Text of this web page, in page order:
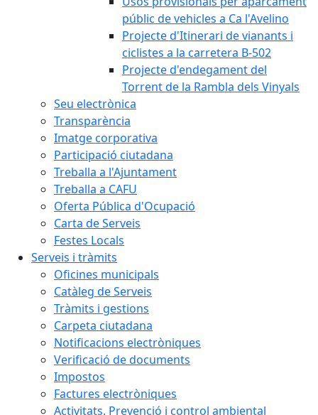
públic de vehicles a Ca l'Avelino
Projecte d'Itinerari de vianants i
ciclistes a la carretera B-502
Projecte d'endegament del
Torrent de la Rambla dels Vinyals
Seu electrònica
Transparència
Imatge corporativa
Participació ciutadana
Treballa a l'Ajuntament
Treballa a CAFU
Oferta Pública d'Ocupació
Carta de Serveis
Festes Locals
Serveis i tràmits
Oficines municipals
Catàleg de Serveis
Tràmits i gestions
Carpeta ciutadana
Notificacions electròniques
Verificació de documents
Impostos
Factures electròniques
Activitats. Prevenció i control ambiental